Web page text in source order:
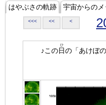
はやぶさの軌跡 宇宙からのメ
<<< << <
♪この日
ひ
の「あけぼの